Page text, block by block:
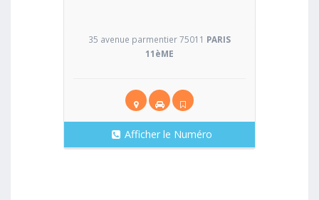
35 avenue parmentier 75011 PARIS
11èME
Afficher le Numéro